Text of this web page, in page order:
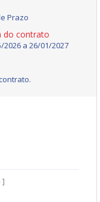
Prazo
do contrato
2026 a 26/01/2027
]